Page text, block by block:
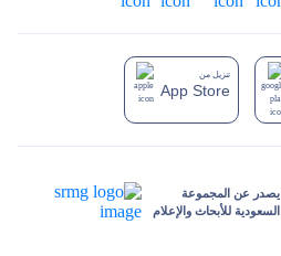
يصدر عن المجموعة
السعودية للأبحاث والإعلام
تنزيل من
App Store